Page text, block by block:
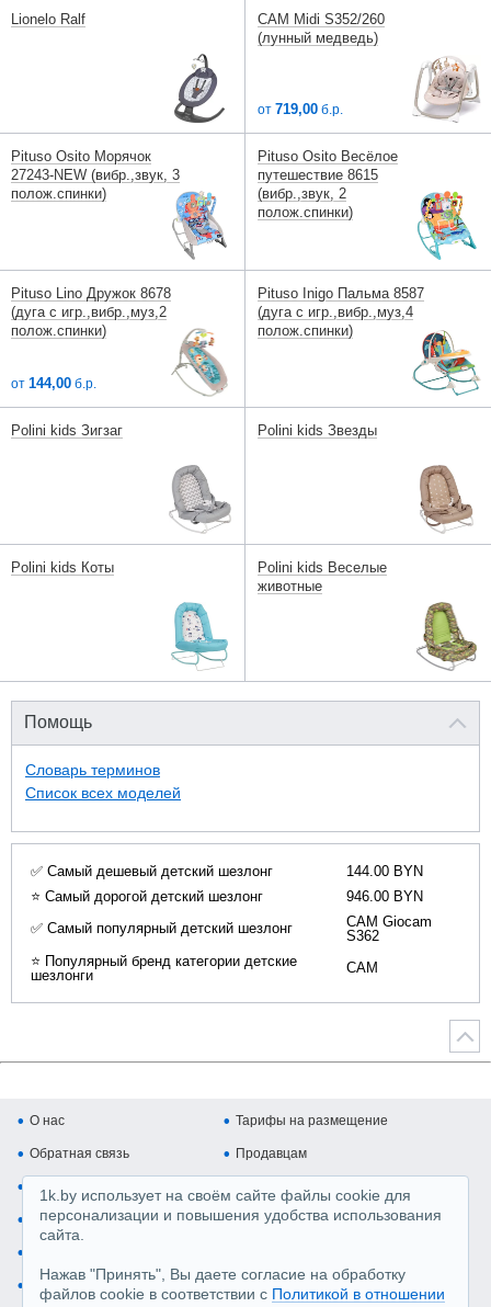
Lionelo Ralf
CAM Midi S352/260
(лунный медведь)
от 719,00б.р.
Pituso Osito Морячок
27243-NEW (вибр.,звук, 3
полож.спинки)
Pituso Osito Весёлое
путешествие 8615
(вибр.,звук, 2
полож.спинки)
Pituso Lino Дружок 8678
(дуга с игр.,вибр.,муз,2
полож.спинки)
от 144,00б.р.
Pituso Inigo Пальма 8587
(дуга с игр.,вибр.,муз,4
полож.спинки)
Polini kids Зигзаг Polini kids Звезды
Polini kids Коты
Polini kids Веселые
животные
Помощь
Словарь терминов
Список всех моделей
✅ Самый дешевый детский шезлонг
144.00 BYN
⭐ Самый дорогой детский шезлонг
946.00 BYN
✅ Самый популярный детский шезлонг
CAM Giocam
S362
⭐ Популярный бренд категории детские
шезлонги
CAM
1k.by использует на своём сайте файлы cookie для
персонализации и повышения удобства использования
сайта.
Нажав "Принять", Вы даете согласие на обработку
файлов cookie в соответствии с Политикой в отношении
О нас Тарифы на размещение
Обратная связь Продавцам
Покупателям Копирайт и авторские права
Карта сайта Медийная реклама
Пользовательское соглашение, Политика обработки перс.данных